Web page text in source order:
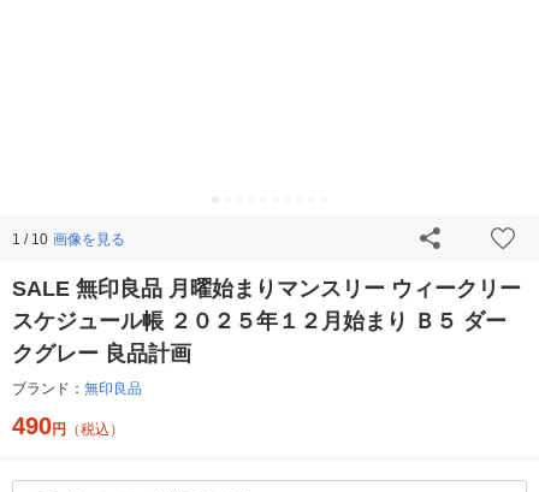
1 / 10 画像を見る
SALE 無印良品 月曜始まりマンスリー ウィークリー
スケジュール帳 ２０２５年１２月始まり Ｂ５ ダー
クグレー 良品計画
ブランド： 無印良品
490円 （税込）